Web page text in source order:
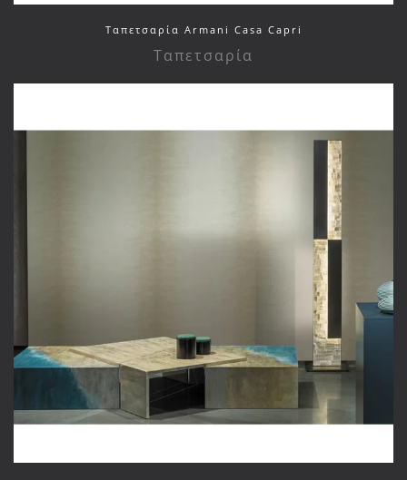
Ταπετσαρία Armani Casa Capri
Ταπετσαρία